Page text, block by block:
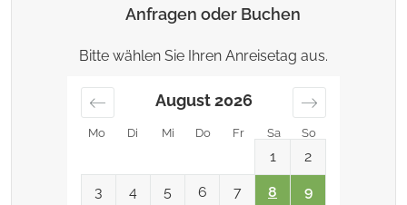
Anfragen oder Buchen
Bitte wählen Sie Ihren Anreisetag aus.
Mo Di Mi Do Fr Sa So
August 2026
1 2
3 4 5 6 7 8 9